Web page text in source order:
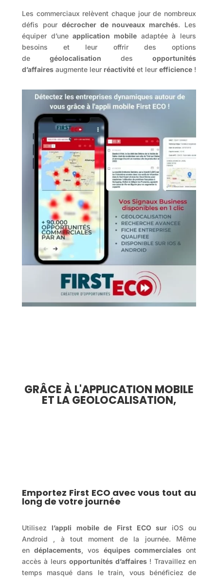
Les commerciaux relèvent chaque jour de nombreux
défis pour décrocher de nouveaux marchés. Les
équiper d’une application mobile adaptée à leurs
besoins et leur offrir des options
de
géolocalisation des
opportunités
d’affaires augmente leur réactivité et leur efficience !
GRÂCE À L'APPLICATION MOBILE
ET LA GEOLOCALISATION,
Emportez First ECO avec vous tout au
long de votre journée
Utilisez l’appli mobile de First ECO sur iOS ou
Android , à tout moment de la journée. Même
en déplacements, vos équipes commerciales ont
accès à leurs opportunités d’affaires ! Travaillez en
temps masqué dans le train, vous bénéficiez de